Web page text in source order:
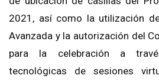
2021, así como la utilización
Avanzada y la autorización del
para la celebración a
tecnológicas de sesiones